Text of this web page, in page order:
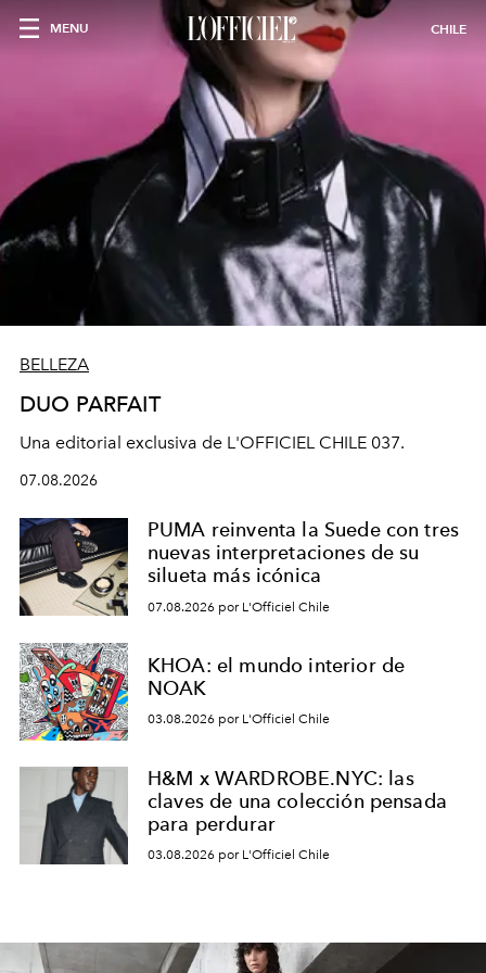
MENU CHILE
BELLEZA
DUO PARFAIT
Una editorial exclusiva de L'OFFICIEL CHILE 037.
07.08.2026
PUMA reinventa la Suede con tres
nuevas interpretaciones de su
silueta más icónica
07.08.2026 por L'Officiel Chile
KHOA: el mundo interior de
NOAK
03.08.2026 por L'Officiel Chile
H&M x WARDROBE.NYC: las
claves de una colección pensada
para perdurar
03.08.2026 por L'Officiel Chile